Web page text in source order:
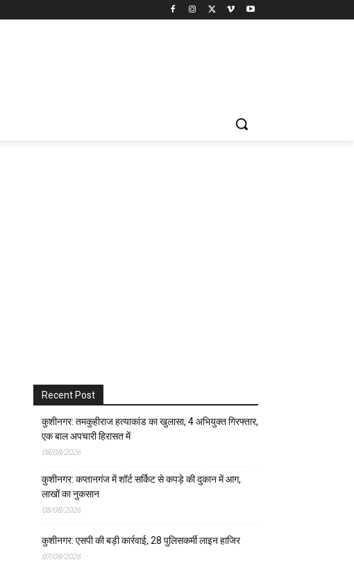
Recent Post
कुशीनगर: तमकुहीराज हत्याकांड का खुलासा, 4 अभियुक्त गिरफ्तार,
एक बाल अपचारी हिरासत में
08/08/2026
कुशीनगर: कप्तानगंज में शॉर्ट सर्किट से कपड़े की दुकान में आग,
लाखों का नुकसान
08/08/2026
कुशीनगर: एसपी की बड़ी कार्रवाई, 28 पुलिसकर्मी लाइन हाजिर
07/08/2026